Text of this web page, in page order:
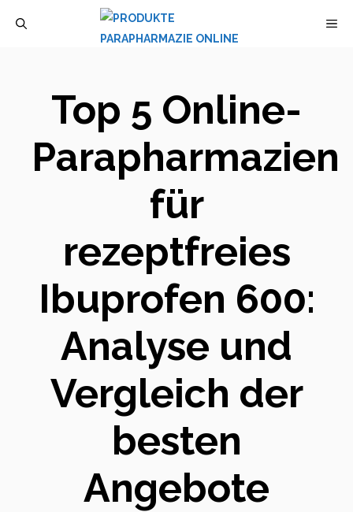
Top 5 Online-
Parapharmazien
für
rezeptfreies
Ibuprofen 600:
Analyse und
Vergleich der
besten
Angebote